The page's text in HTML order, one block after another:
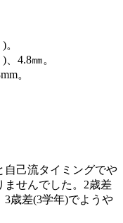
4.8㎜。
。
自己流タイミングでや
ませんでした。2歳差
歳差(3学年)でようや